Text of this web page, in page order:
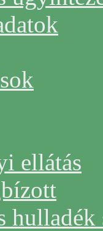
ellátás
hulladék